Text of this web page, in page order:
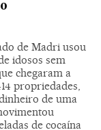
de Madri usou
idosos sem
chegaram a
propriedades,
de uma
de cocaína